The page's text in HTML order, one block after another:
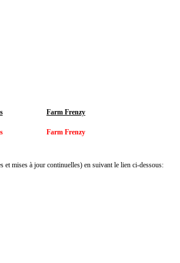
Farm Frenzy
Farm Frenzy
et mises à jour continuelles) en suivant le lien ci-dessous: